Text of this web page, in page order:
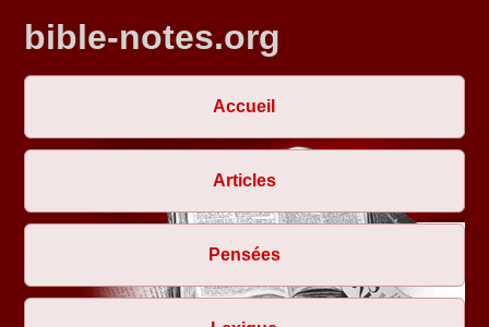
bible-notes.org
Accueil
Articles
Pensées